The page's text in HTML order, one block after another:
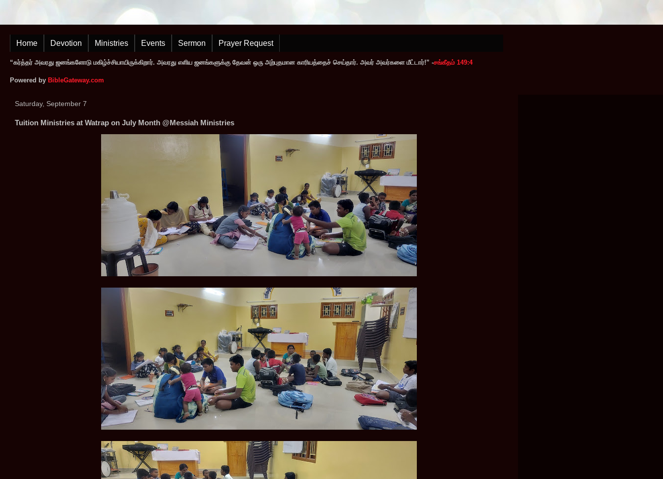
Home Devotion Ministries Events Sermon Prayer Request
“கர்த்தர் அவரது ஜனங்களோடு மகிழ்ச்சியாயிருக்கிறார். அவரது எளிய ஜனங்களுக்கு தேவன் ஒரு அற்புதமான காரியத்தைச் செய்தார். அவர் அவர்களை மீட்டார்!” -சங்கீதம் 149:4
Powered by BibleGateway.com
Saturday, September 7
Tuition Ministries at Watrap on July Month @Messiah Ministries